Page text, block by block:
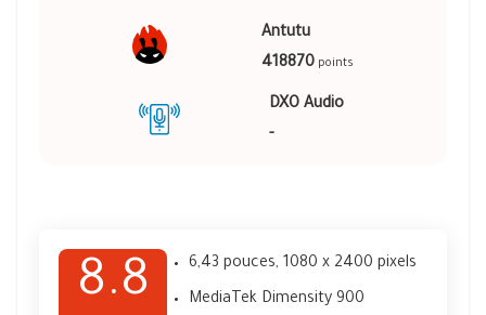
Antutu
418870points
DXO Audio
-
8.8 6,43 pouces, 1080 x 2400 pixels
MediaTek Dimensity 900